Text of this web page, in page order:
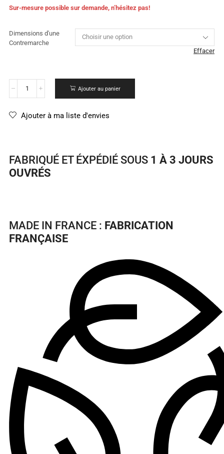
Sur-mesure possible sur demande, n’hésitez pas!
Dimensions d'une
Contremarche
Effacer
Ajouter au panier
Ajouter à ma liste d'envies
FABRIQUÉ ET ÉXPÉDIÉ SOUS 1 À 3 JOURS
OUVRÉS
MADE IN FRANCE : FABRICATION
FRANÇAISE